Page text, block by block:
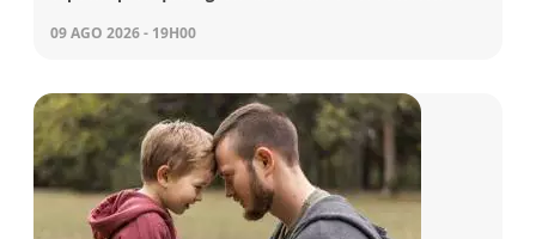
09 AGO 2026 - 19H00